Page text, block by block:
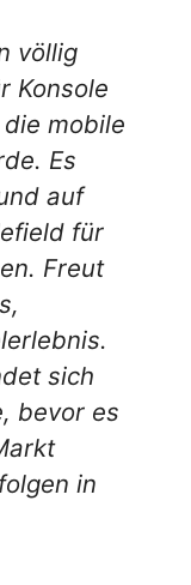
völlig
Konsole
mobile
Es
auf
für
Freut
sich
bevor es
in